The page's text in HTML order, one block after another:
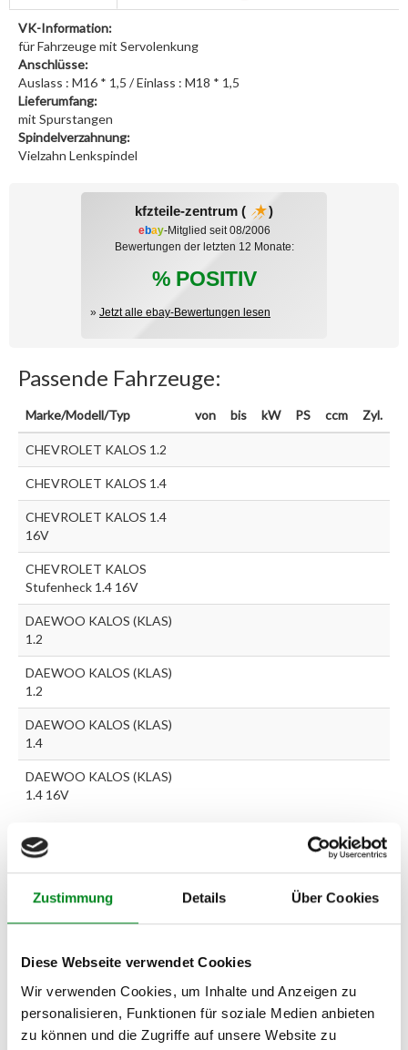
Zustimmung Details Über Cookies
Diese Webseite verwendet Cookies
Wir verwenden Cookies, um Inhalte und Anzeigen zu
personalisieren, Funktionen für soziale Medien anbieten
zu können und die Zugriffe auf unsere Website zu
VK-Information:
für Fahrzeuge mit Servolenkung
Anschlüsse:
Auslass : M16 * 1,5 / Einlass : M18 * 1,5
Lieferumfang:
mit Spurstangen
Spindelverzahnung:
Vielzahn Lenkspindel
kfzteile-zentrum ( )
ebay-Mitglied seit 08/2006
Bewertungen der letzten 12 Monate:
% POSITIV
» Jetzt alle ebay-Bewertungen lesen
Passende Fahrzeuge:
Marke/Modell/Typ von bis kW PS ccm Zyl.
CHEVROLET KALOS 1.2
CHEVROLET KALOS 1.4
CHEVROLET KALOS 1.4
16V
CHEVROLET KALOS
Stufenheck 1.4 16V
DAEWOO KALOS (KLAS)
1.2
DAEWOO KALOS (KLAS)
1.2
DAEWOO KALOS (KLAS)
1.4
DAEWOO KALOS (KLAS)
1.4 16V
Zur exakten Fahrzeug-Identifizierung können Sie auch unseren
Support kontaktieren (Chat, Telefon oder E-Mail).
Wir benötigen folgende Fahrzeugdaten:
Schlüsselnummerzu 2
Passendes Fahrzeug nicht dabei?
Fahrzeug-Suche für AT-Lenkgetriebe»
Oder einfachim Chatnachfragen.